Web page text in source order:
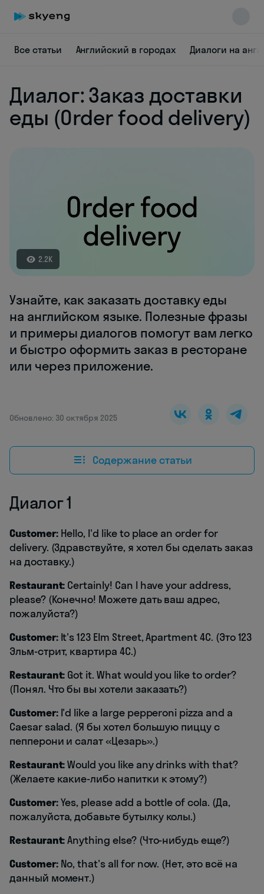
Все статьи Английский в городах Диалоги на
Диалог: Заказ доставки
еды (Order food delivery)
2.2K
Узнайте, как заказать доставку еды
на английском языке. Полезные фразы
и примеры диалогов помогут вам легко
и быстро оформить заказ в ресторане
или через приложение.
Обновлено: 30 октября 2025
Содержание статьи
Диалог 1
Customer:Hello, I'd like to place an order for
delivery. (Здравствуйте, я хотел бы сделать заказ
на доставку.)
Restaurant: Certainly! Can I have your address,
please? (Конечно! Можете дать ваш адрес,
пожалуйста?)
Customer:It's 123 Elm Street, Apartment 4C. (Это 123
Эльм-стрит, квартира 4С.)
Restaurant: Got it. What would you like to order?
(Понял. Что бы вы хотели заказать?)
Customer:I'd like a large pepperoni pizza and a
Caesar salad. (Я бы хотел большую пиццу с
пепперони и салат «Цезарь».)
Restaurant:Would you like any drinks with that?
(Желаете какие-либо напитки к этому?)
Customer:Yes, please add a bottle of cola. (Да,
пожалуйста, добавьте бутылку колы.)
Restaurant:Anything else? (Что-нибудь еще?)
Customer:No, that's all for now. (Нет, это всё на
данный момент.)